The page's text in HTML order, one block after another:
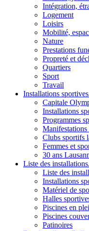
Intégration,
Logement
Loisirs
Mobilité,
Nature
Prestations
Propreté et
Quartiers
Sport
Travail
Installations
Capitale
Installations
Programmes
Manifestations
Clubs sportifs
Femmes et
30 ans
Liste des
Liste des
Installations
Matériel de
Halles
Piscines en
Piscines
Patinoires